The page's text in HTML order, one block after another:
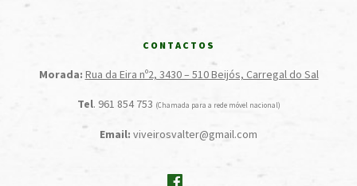
CONTACTOS
Morada: Rua da Eira nº2, 3430 – 510 Beijós, Carregal do Sal
Tel. 961 854 753 (Chamada para a rede móvel nacional)
Email: viveirosvalter@gmail.com